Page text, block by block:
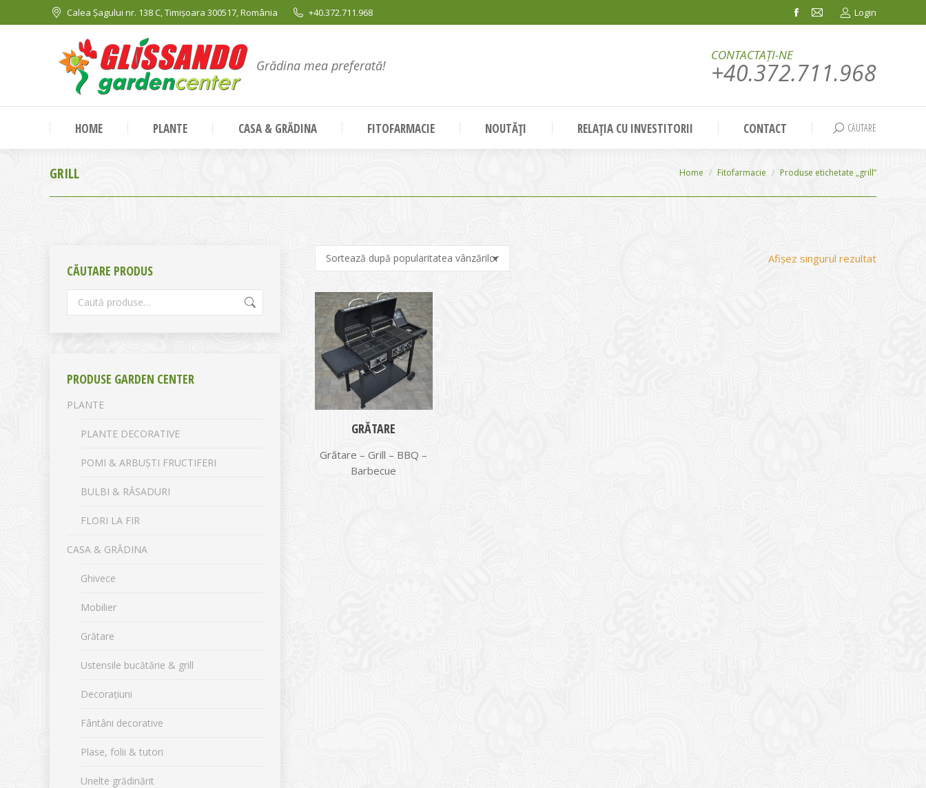
Calea Șagului nr. 138 C, Timișoara 300517, România +40.372.711.968
Facebook
in
window
Mail
in
window
Login
Grădina mea preferată!
CONTACTAȚI-NE
+40.372.711.968
HOME PLANTE CASA & GRĂDINA FITOFARMACIE NOUTĂȚI RELAȚIA CU INVESTITORII CONTACT Search:
CĂUTARE
GRILL You are here:
Home Fitofarmacie Produse etichetate „grill”
Afișez singurul rezultat
GRĂTARE
Grătare – Grill – BBQ –
Barbecue
CĂUTARE PRODUS
PRODUSE GARDEN CENTER
PLANTE
PLANTE DECORATIVE
POMI & ARBUȘTI FRUCTIFERI
BULBI & RĂSADURI
FLORI LA FIR
CASA & GRĂDINA
Ghivece
Mobilier
Grătare
Ustensile bucătărie & grill
Decorațiuni
Fântâni decorative
Plase, folii & tutori
Unelte grădinărit